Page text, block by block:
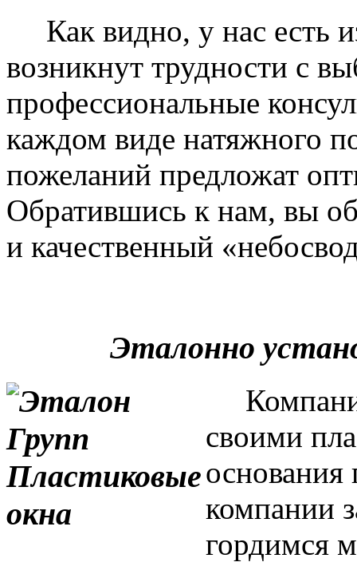
Как видно, у нас есть
возникнут трудности с
профессиональные
каждом виде натяжного
пожеланий предложат
Обратившись к нам, вы
и качественный
Эталонно
своими
основания
компании
гордимся